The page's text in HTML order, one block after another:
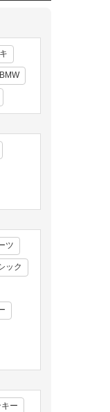
BMW
ツ
ック
ー